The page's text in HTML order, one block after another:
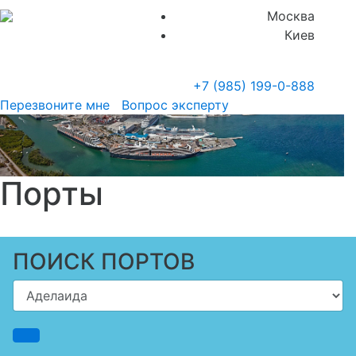
Москва
Киев
+7 (985) 199-0-888
Перезвоните мне
Вопрос эксперту
Порты
ПОИСК ПОРТОВ